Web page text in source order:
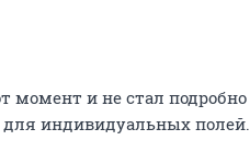
момент и не стал подробно
индивидуальных полей.